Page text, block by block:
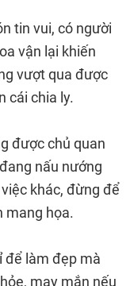
tin vui, có người
vận lại khiến
vượt qua được
cái chia ly.
được chủ quan
nấu nướng
khác, đừng để
mang họa.
để làm đẹp mà
may mắn nếu